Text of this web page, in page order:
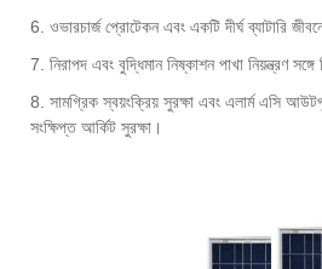
6. ওভারচার্জ প্রোটেকন এবং একটি দীর্ঘ ব্যাটারি
7. নিরাপদ এবং বুদ্ধিমান নিষ্কাশন পাখা নিয়ন্ত্রণ সঙ্গে
8. সামগ্রিক স্বয়ংক্রিয় সুরক্ষা এবং এলার্ম এসি
সংক্ষিপ্ত আর্কিট সুরক্ষা।